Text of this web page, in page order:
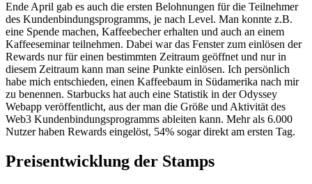
Ende April gab es auch die ersten Belohnungen für die Teilnehmer
des Kundenbindungsprogramms, je nach Level. Man konnte z.B.
eine Spende machen, Kaffeebecher erhalten und auch an einem
Kaffeeseminar teilnehmen. Dabei war das Fenster zum einlösen der
Rewards nur für einen bestimmten Zeitraum geöffnet und nur in
diesem Zeitraum kann man seine Punkte einlösen. Ich persönlich
habe mich entschieden, einen Kaffeebaum in Südamerika nach mir
zu benennen. Starbucks hat auch eine Statistik in der Odyssey
Webapp veröffentlicht, aus der man die Größe und Aktivität des
Web3 Kundenbindungsprogramms ableiten kann. Mehr als 6.000
Nutzer haben Rewards eingelöst, 54% sogar direkt am ersten Tag.
Preisentwicklung der Stamps